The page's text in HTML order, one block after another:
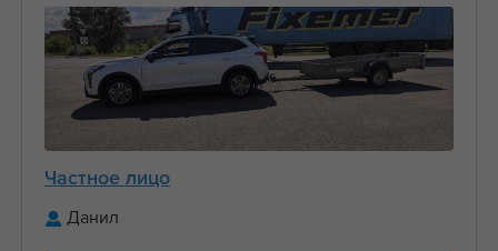
Частное лицо
Данил